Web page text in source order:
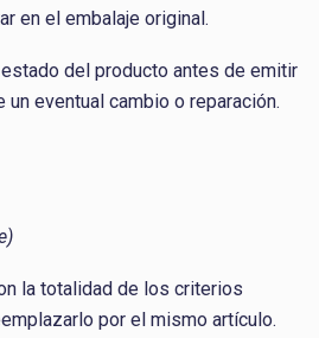
en el embalaje original.
del producto antes de emitir
eventual cambio o reparación.
la totalidad de los criterios
por el mismo artículo.